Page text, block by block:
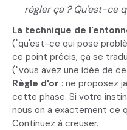
régler ça ? Qu'est-ce
La technique de
("qu'est-ce qui pose
ce point précis, ça se
("vous avez une idée de
Règle d'or : ne proposez
cette phase. Si votre
nous on a exactement ce
Continuez à creuser.